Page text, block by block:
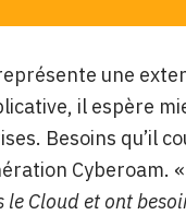
une
il espère
Besoins qu’il
Cyberoam. «
Cloud et ont